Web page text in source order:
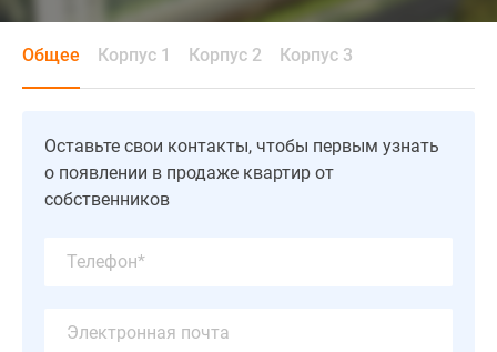
«Полар-
Южный»
ЖК
«Солнечный».
Строительство
Комплекс
Общее Корпус 1 Корпус 2 Корпус 3
Оставьте свои контакты, чтобы первым узнать
о появлении в продаже квартир от
собственников